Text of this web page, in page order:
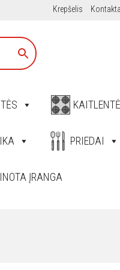
Krepšelis
PRIEDAI
ĮRANGA